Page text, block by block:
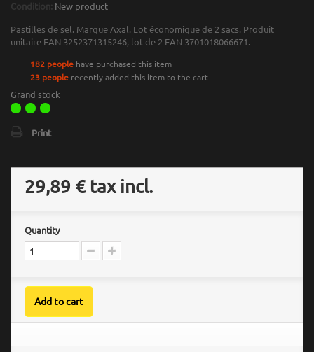
Condition: New product
Pastilles de sel. Marque Axal. Lot économique de 2 sacs. Produit
unitaire EAN 3252371315246, lot de 2 EAN 3701018066671.
182 people have purchased this item
23 people recently added this item to the cart
Grand stock
Print
29,89 €tax incl.
Quantity
Add to cart